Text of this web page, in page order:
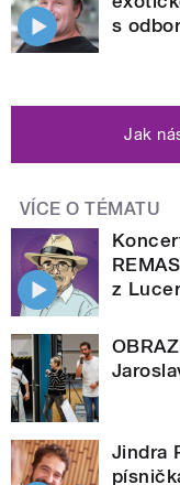
s
Jak
VÍCE O TÉMATU
z
Jindra